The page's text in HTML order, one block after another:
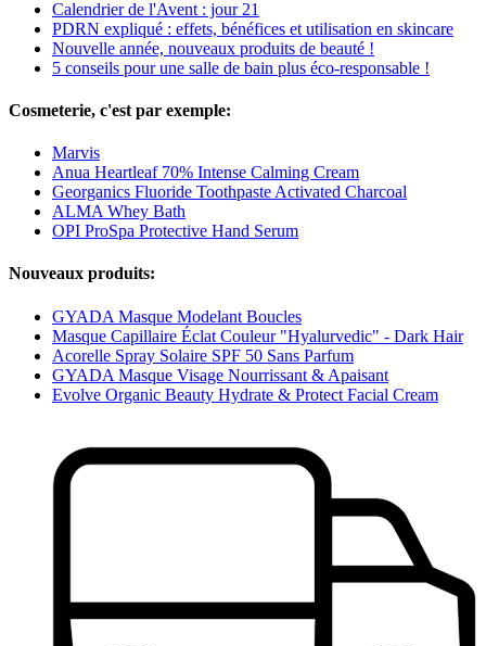
Calendrier de l'Avent : jour 21
PDRN expliqué : effets, bénéfices et utilisation en skincare
Nouvelle année, nouveaux produits de beauté !
5 conseils pour une salle de bain plus éco-responsable !
Cosmeterie, c'est par exemple:
Marvis
Anua Heartleaf 70% Intense Calming Cream
Georganics Fluoride Toothpaste Activated Charcoal
ALMA Whey Bath
OPI ProSpa Protective Hand Serum
Nouveaux produits:
GYADA Masque Modelant Boucles
Masque Capillaire Éclat Couleur "Hyalurvedic" - Dark Hair
Acorelle Spray Solaire SPF 50 Sans Parfum
GYADA Masque Visage Nourrissant & Apaisant
Evolve Organic Beauty Hydrate & Protect Facial Cream